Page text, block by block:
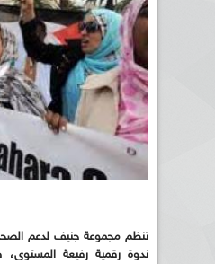
تنظم مجموعة جنيف لدعم